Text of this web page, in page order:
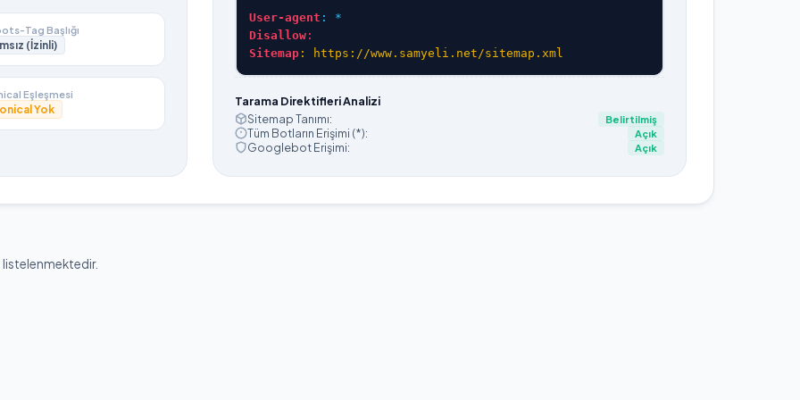
Tag Başlığı
(İzinli)
Eşleşmesi
Yok
User-agent : *
Disallow:
Sitemap: https://www.samyeli.net/sitemap.xml
Tarama Direktifleri Analizi
Sitemap Tanımı:
Belirtilmiş
Tüm Botların Erişimi (*): Açık
Googlebot Erişimi: Açık